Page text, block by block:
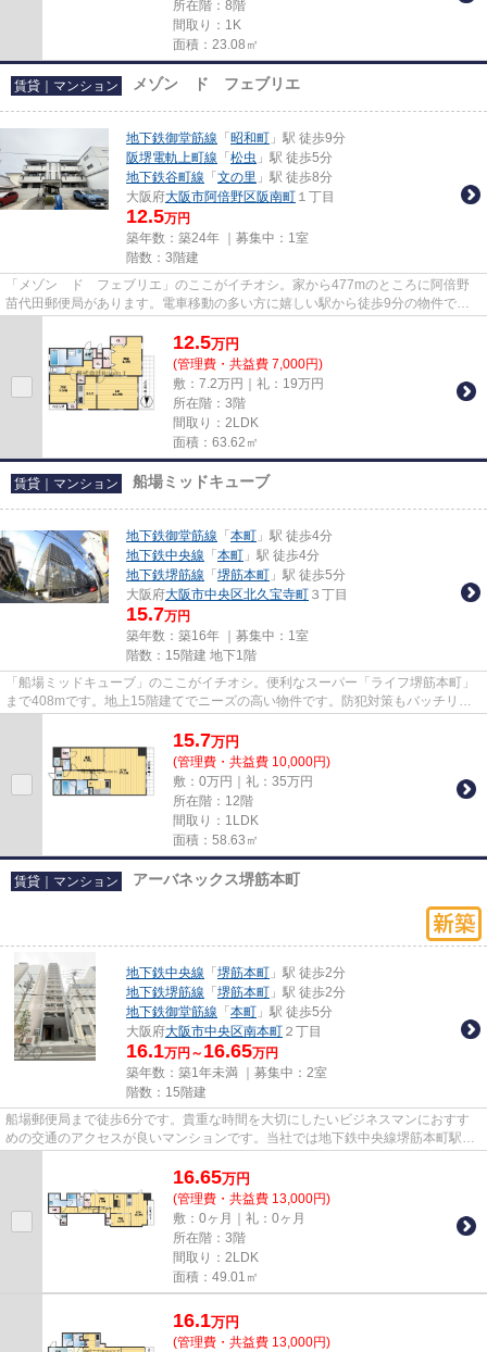
所在階：8階
間取り：1K
面積：23.08㎡
賃貸｜マンション メゾン ド フェブリエ
地下鉄御堂筋線 「 昭和町 」駅 徒歩9分
阪堺電軌上町線 「 松虫 」駅 徒歩5分
地下鉄谷町線 「 文の里 」駅 徒歩8分
大阪府大阪市阿倍野区阪南町 １丁目
12.5万円
築年数：築24年 ｜募集中： 1室
階数：3階建
「メゾン ド フェブリエ」のここがイチオシ。家から477mのところに阿倍野
苗代田郵便局があります。電車移動の多い方に嬉しい駅から徒歩9分の物件で
12.5万円
(管理費・共益費 7,000円)
敷：7.2万円｜礼：19万円
所在階：3階
間取り：2LDK
面積：63.62㎡
賃貸｜マンション 船場ミッドキューブ
地下鉄御堂筋線 「 本町 」駅 徒歩4分
地下鉄中央線 「 本町 」駅 徒歩4分
地下鉄堺筋線 「 堺筋本町 」駅 徒歩5分
大阪府大阪市中央区北久宝寺町 ３丁目
15.7万円
築年数：築16年 ｜募集中： 1室
階数：15階建 地下1階
「船場ミッドキューブ」のここがイチオシ。便利なスーパー「ライフ堺筋本町」
まで408mです。地上15階建てでニーズの高い物件です。防犯対策もバッチリな
15.7万円
(管理費・共益費 10,000円)
敷：0万円｜礼：35万円
所在階：12階
間取り：1LDK
面積：58.63㎡
賃貸｜マンション アーバネックス堺筋本町
地下鉄中央線 「 堺筋本町 」駅 徒歩2分
地下鉄堺筋線 「 堺筋本町 」駅 徒歩2分
地下鉄御堂筋線 「 本町 」駅 徒歩5分
大阪府大阪市中央区南本町 ２丁目
16.1万円～ 16.65万円
築年数：築1年未満 ｜募集中： 2室
階数：15階建
船場郵便局まで徒歩6分です。貴重な時間を大切にしたいビジネスマンにおすす
めの交通のアクセスが良いマンションです。当社では地下鉄中央線堺筋本町駅近
16.65万円
(管理費・共益費 13,000円)
敷：0ヶ月｜礼：0ヶ月
所在階：3階
間取り：2LDK
面積：49.01㎡
16.1万円
(管理費・共益費 13,000円)